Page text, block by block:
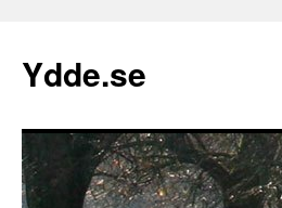
innehåll
Ydde.se